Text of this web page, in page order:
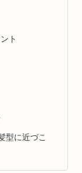
ト
型に近づこ